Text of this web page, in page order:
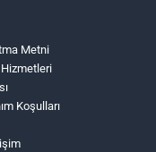
Metni
Koşulları